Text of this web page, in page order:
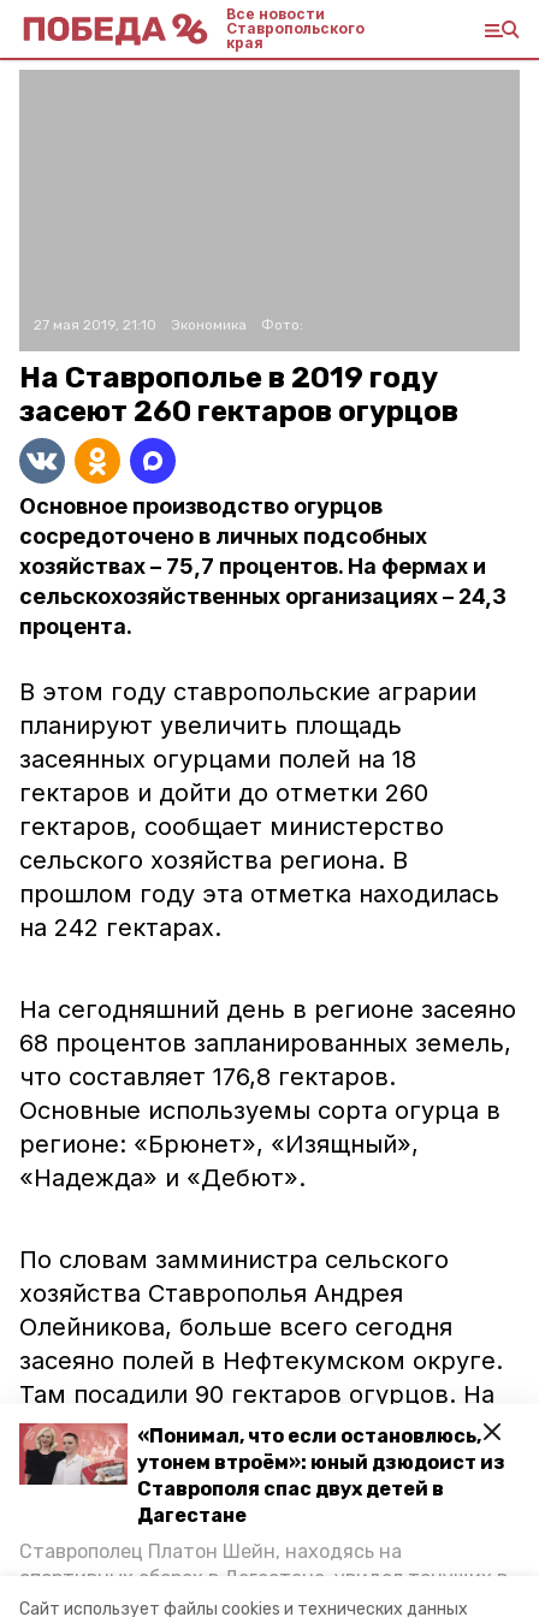
Сайт использует файлы cookies и технических данных
«Понимал, что если остановлюсь,
утонем втроём»: юный дзюдоист из
Ставрополя спас двух детей в
Дагестане
Ставрополец Платон Шейн, находясь на
спортивных сборах в Дегестане, увидел тонущих в
Каспийском море детей и бросился на помощь. По
Все новости
Ставропольского
края
27 мая 2019, 21:10 Экономика Фото:
На Ставрополье в 2019 году
засеют 260 гектаров огурцов
Основное производство огурцов
сосредоточено в личных подсобных
хозяйствах – 75,7 процентов. На фермах и
сельскохозяйственных организациях – 24,3
процента.
В этом году ставропольские аграрии
планируют увеличить площадь
засеянных огурцами полей на 18
гектаров и дойти до отметки 260
гектаров, сообщает министерство
сельского хозяйства региона. В
прошлом году эта отметка находилась
на 242 гектарах.
На сегодняшний день в регионе засеяно
68 процентов запланированных земель,
что составляет 176,8 гектаров.
Основные используемы сорта огурца в
регионе: «Брюнет», «Изящный»,
«Надежда» и «Дебют».
По словам замминистра сельского
хозяйства Ставрополья Андрея
Олейникова, больше всего сегодня
засеяно полей в Нефтекумском округе.
Там посадили 90 гектаров огурцов. На
втором месте стоят хозяйства
Левокумского района — 25 гектаров.
Ранее сообщалось, что в Казьминском
тепличном комплексесобралипервую
партию овощей. А на прилавках